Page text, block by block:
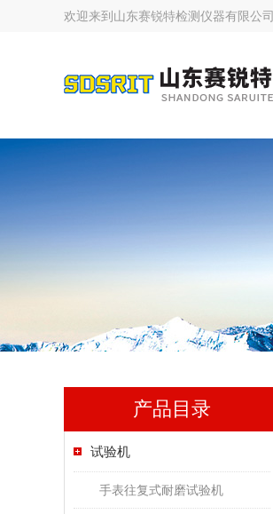
欢迎来到 山东赛锐特检测仪器有限公司
产品目录
试验机
手表往复式耐磨试验机